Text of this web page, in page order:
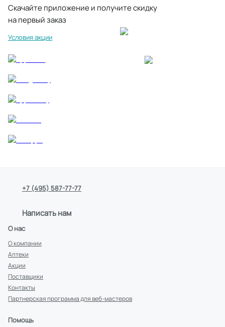
Скачайте приложение и получите скидку
на первый заказ
Условия акции
+7 (495) 587-77-77
Написать нам
О нас
О компании
Аптеки
Акции
Поставщики
Контакты
Партнерская программа для веб-мастеров
Помощь